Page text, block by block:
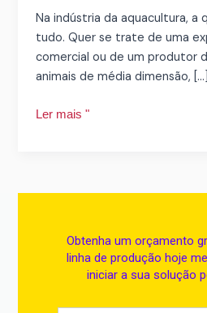
Na indústria da aquacultura, a
tudo. Quer se trate de uma
comercial ou de um produtor
animais de média dimensão, [...]
Ler mais "
Obtenha um orçamento
linha de produção hoje
iniciar a sua solução